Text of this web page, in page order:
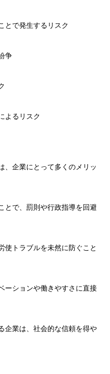
とで発生するリスク
争
よるリスク
、企業にとって多くのメリッ
とで、罰則や行政指導を回避
使トラブルを未然に防ぐこと
ーションや働きやすさに直接
企業は、社会的な信頼を得や